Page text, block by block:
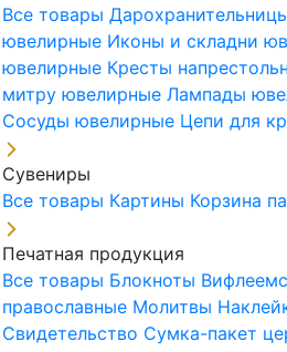
Все товары
ювелирные Иконы и складни
ювелирные Кресты
митру ювелирныеЛампады
Сосуды ювелирные Цепи для
Сувениры
Все товары Картины Корзина
Печатная продукция
Все товары Блокноты
православные Молитвы
Свидетельство Сумка-пакет